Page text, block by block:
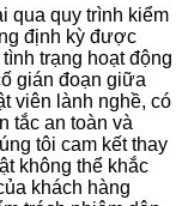
qua quy trình kiểm
định kỳ được
trạng hoạt động
gián đoạn giữa
viên lành nghề, có
tắc an toàn và
tôi cam kết thay
không thể khắc
khách hàng